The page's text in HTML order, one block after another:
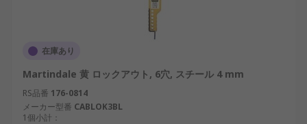
在庫あり
Martindale 黄 ロックアウト, 6穴, スチール 4 mm
RS品番 176-0814
メーカー型番 CABLOK3BL
1個小計：